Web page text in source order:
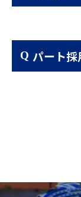
パート採